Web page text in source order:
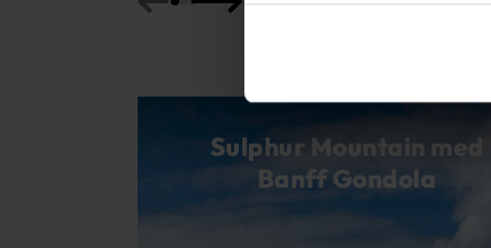
Sulphur Mountain med
Banff Gondola